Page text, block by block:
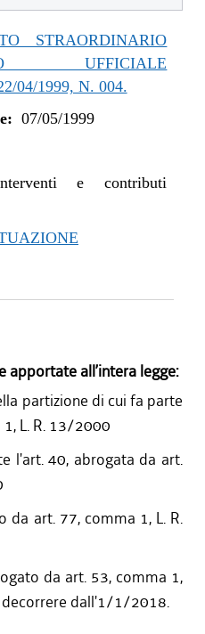
STRAORDINARIO
UFFICIALE
04/1999, N. 004.
07/05/1999
e contributi
all’intera legge:
partizione di cui fa parte
L. R. 13/2000
l'art. 40, abrogata da art.
da art. 77, comma 1, L. R.
da art. 53, comma 1,
decorrere dall'1/1/2018.